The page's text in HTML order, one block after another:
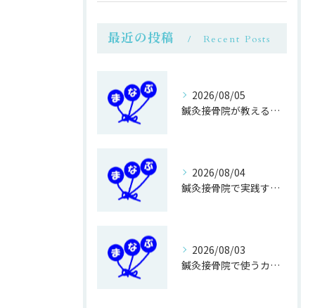
最近の投稿 Recent Posts
2026/08/05
鍼灸接骨院が教える簡単運動不足対策
2026/08/04
鍼灸接骨院で実践する正しい歩き方改善法
2026/08/03
鍼灸接骨院で使うカイロ専用ベットの利点